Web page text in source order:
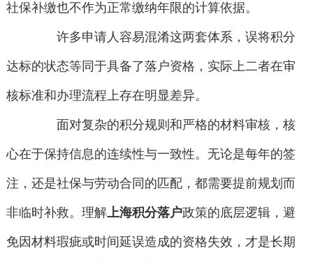
社保补缴也不作为正常缴纳年限的计算依据。
许多申请人容易混淆这两套体系，误将积分
达标的状态等同于具备了落户资格，实际上二者在审
核标准和办理流程上存在明显差异。
面对复杂的积分规则和严格的材料审核，核
心在于保持信息的连续性与一致性。无论是每年的签
注，还是社保与劳动合同的匹配，都需要提前规划而
非临时补救。理解上海积分落户政策的底层逻辑，避
免因材料瑕疵或时间延误造成的资格失效，才是长期